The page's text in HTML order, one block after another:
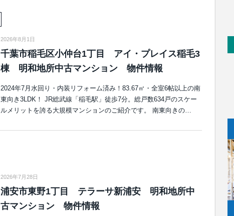
2026年8月1日
千葉市稲毛区小仲台1丁目 アイ・プレイス稲毛3
棟 明和地所中古マンション 物件情報
2024年7月水回り・内装リフォーム済み！83.67㎡・全室6帖以上の南
東向き3LDK！ JR総武線「稲毛駅」徒歩7分。総戸数634戸のスケー
ルメリットを誇る大規模マンションのご紹介です。 南東向きの…
2026年7月28日
浦安市東野1丁目 テラーサ新浦安 明和地所中
古マンション 物件情報